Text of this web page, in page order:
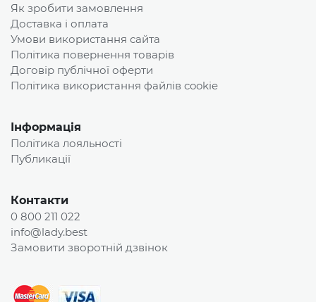
Як зробити замовлення
Доставка і оплата
Умови використання сайта
Політика повернення товарів
Договір публічної оферти
Політика використання файлів cookie
Інформація
Політика лояльності
Публикації
Контакти
0 800 211 022
info@lady.best
Замовити зворотній дзвінок